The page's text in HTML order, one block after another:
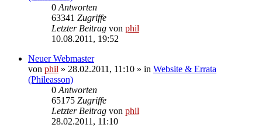
0 Antworten
63341 Zugriffe
Letzter Beitrag von phil
10.08.2011, 19:52
Neuer Webmaster
von phil » 28.02.2011, 11:10 » in Website & Errata
(Phileasson)
0 Antworten
65175 Zugriffe
Letzter Beitrag von phil
28.02.2011, 11:10